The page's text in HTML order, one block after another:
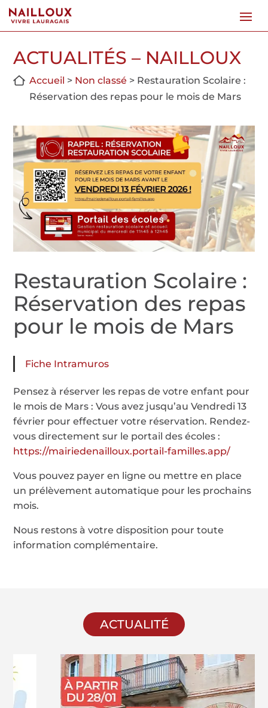
ACTUALITÉS – NAILLOUX
Accueil > Non classé > Restauration Scolaire :
Réservation des repas pour le mois de Mars
Restauration Scolaire :
Réservation des repas
pour le mois de Mars
Fiche Intramuros
Pensez à réserver les repas de votre enfant pour
le mois de Mars : Vous avez jusqu’au Vendredi 13
février pour effectuer votre réservation. Rendez-
vous directement sur le portail des écoles :
https://mairiedenailloux.portail-familles.app/
Vous pouvez payer en ligne ou mettre en place
un prélèvement automatique pour les prochains
mois.
Nous restons à votre disposition pour toute
information complémentaire.
ACTUALITÉ